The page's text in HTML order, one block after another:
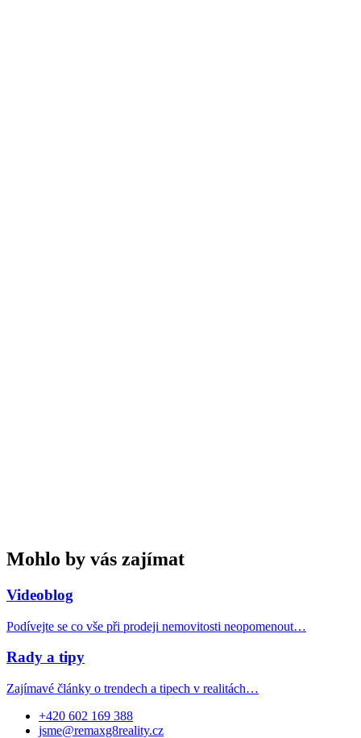
Mohlo by vás zajímat
Videoblog
Podívejte se co vše při prodeji nemovitosti neopomenout…
Rady a tipy
Zajímavé články o trendech a tipech v realitách…
+420 602 169 388
jsme@remaxg8reality.cz